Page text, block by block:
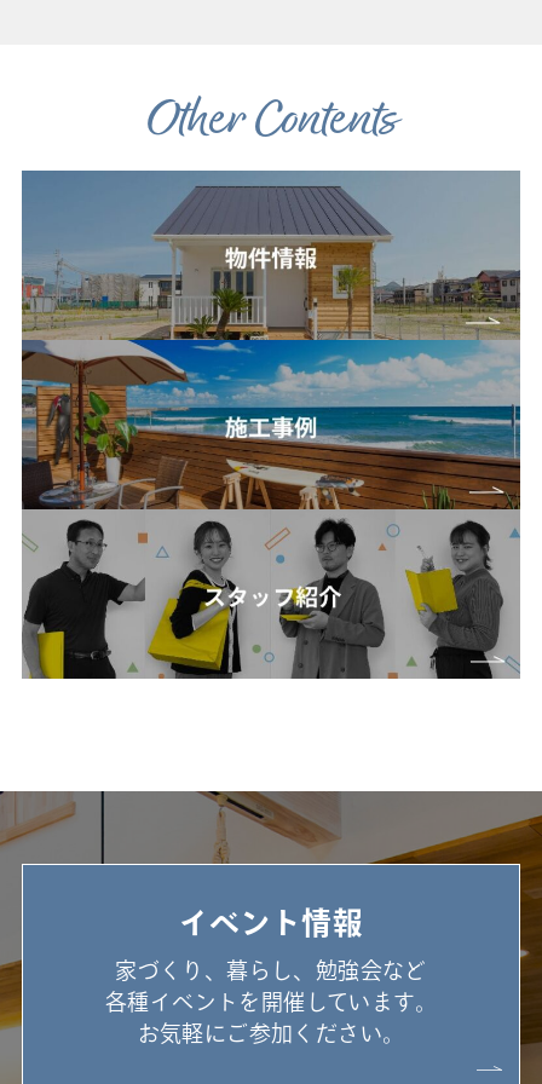
Other Contents
イベント情報
家づくり、暮らし、勉強会など
各種イベントを開催しています。
お気軽にご参加ください。